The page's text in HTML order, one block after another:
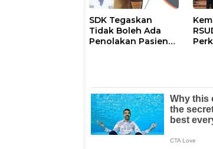
SDK Tegaskan
Tidak Boleh Ada
Penolakan Pasien